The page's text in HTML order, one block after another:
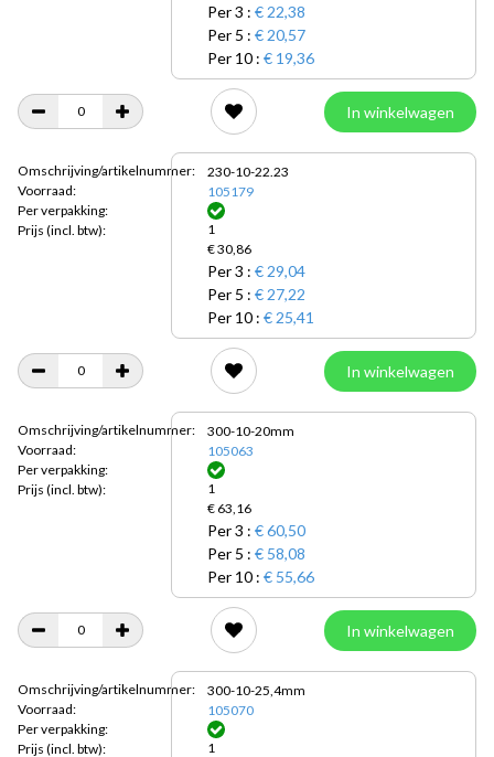
Per 3 : € 22,38
Per 5 : € 20,57
Per 10 : € 19,36
In winkelwagen
Omschrijving/artikelnummer:
Voorraad:
Per verpakking:
Prijs (incl. btw):
230-10-22.23
105179
1
€ 30,86
Per 3 : € 29,04
Per 5 : € 27,22
Per 10 : € 25,41
In winkelwagen
Omschrijving/artikelnummer:
Voorraad:
Per verpakking:
Prijs (incl. btw):
300-10-20mm
105063
1
€ 63,16
Per 3 : € 60,50
Per 5 : € 58,08
Per 10 : € 55,66
In winkelwagen
Omschrijving/artikelnummer:
Voorraad:
Per verpakking:
Prijs (incl. btw):
300-10-25,4mm
105070
1